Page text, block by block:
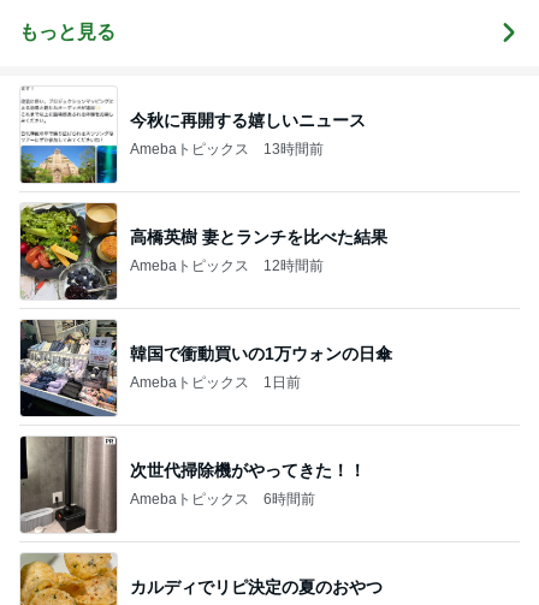
楽しくなる〜
笑顔溢れるハ
もっと見る
今秋に再開する嬉しいニュース
Amebaトピックス 13時間前
高橋英樹 妻とランチを比べた結果
Amebaトピックス 12時間前
韓国で衝動買いの1万ウォンの日傘
Amebaトピックス 1日前
次世代掃除機がやってきた！！
Amebaトピックス 6時間前
カルディでリピ決定の夏のおやつ